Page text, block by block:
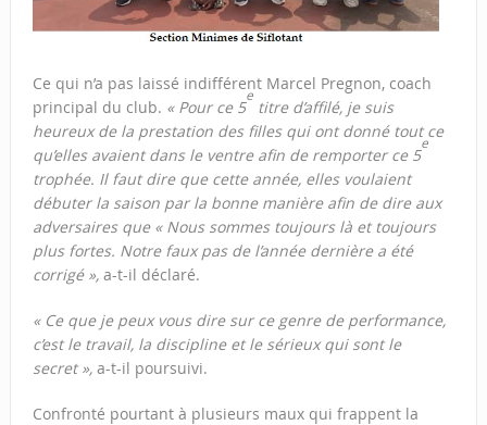
Ce qui n’a pas laissé indifférent Marcel Pregnon, coach
principal du club. « Pour ce 5
e
titre d’affilé, je suis
heureux de la prestation des filles qui ont donné tout ce
qu’elles avaient dans le ventre afin de remporter ce 5
e
trophée. Il faut dire que cette année, elles voulaient
débuter la saison par la bonne manière afin de dire aux
adversaires que « Nous sommes toujours là et toujours
plus fortes. Notre faux pas de l’année dernière a été
corrigé », a-t-il déclaré.
« Ce que je peux vous dire sur ce genre de performance,
c’est le travail, la discipline et le sérieux qui sont le
secret »,a-t-il poursuivi.
Confronté pourtant à plusieurs maux qui frappent la